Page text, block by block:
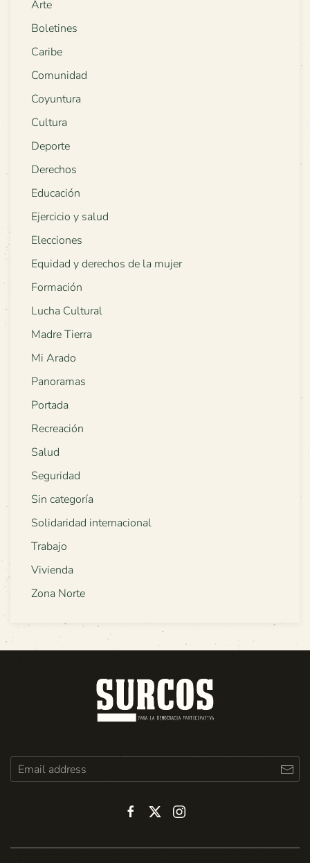
Arte
Boletines
Caribe
Comunidad
Coyuntura
Cultura
Deporte
Derechos
Educación
Ejercicio y salud
Elecciones
Equidad y derechos de la mujer
Formación
Lucha Cultural
Madre Tierra
Mi Arado
Panoramas
Portada
Recreación
Salud
Seguridad
Sin categoría
Solidaridad internacional
Trabajo
Vivienda
Zona Norte